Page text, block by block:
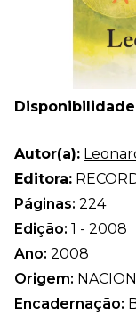
Autor(a):
Editora:
Páginas: 224
Edição: 1 - 2008
Ano: 2008
Origem:
Encadernação: